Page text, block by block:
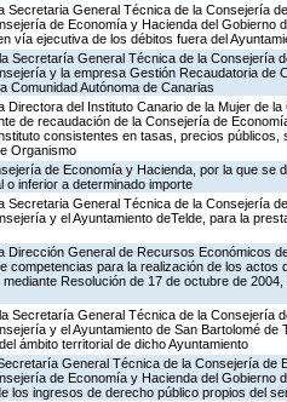
Secretaria General Técnica de la Consejería
de Economía y Hacienda del Gobierno
vía ejecutiva de los débitos fuera del
Secretaría General Técnica de la Consejería
y la empresa Gestión Recaudatoria de
Comunidad Autónoma de Canarias
Directora del Instituto Canario de la Mujer de
de recaudación de la Consejería de
consistentes en tasas, precios
Organismo
de Economía y Hacienda, por la que se
inferior a determinado importe
Secretaria General Técnica de la Consejería
y el Ayuntamiento deTelde, para la
Dirección General de Recursos Económicos
competencias para la realización de los
Resolución de 17 de octubre de
Secretaría General Técnica de la Consejería
y el Ayuntamiento de San Bartolomé
ámbito territorial de dicho Ayuntamiento
General Técnica de la Consejería de
de Economía y Hacienda del Gobierno
los ingresos de derecho público propios del